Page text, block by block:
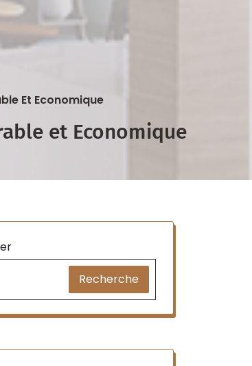
Et Economique
et Economique
Recherche